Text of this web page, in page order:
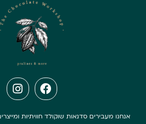
אנחנו מעבירים סדנאות שוקולד חוויתיות